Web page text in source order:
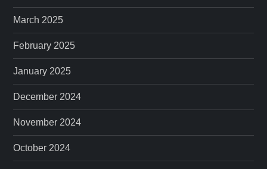
March 2025
February 2025
January 2025
December 2024
November 2024
October 2024